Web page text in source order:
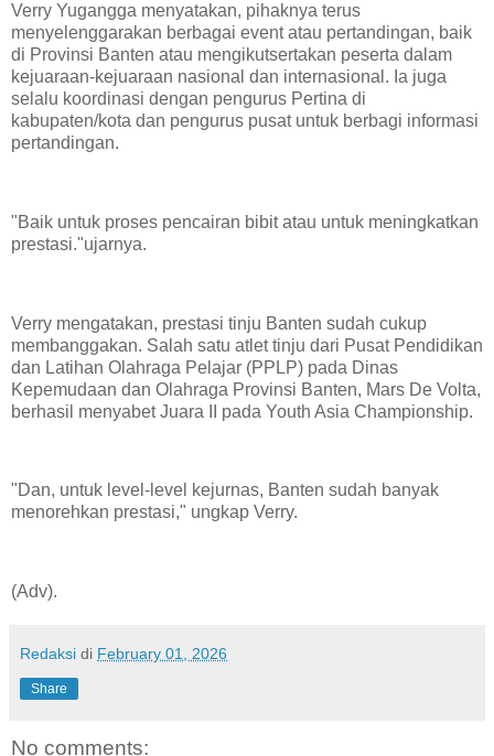
Verry Yugangga menyatakan, pihaknya terus
menyelenggarakan berbagai event atau pertandingan, baik
di Provinsi Banten atau mengikutsertakan peserta dalam
kejuaraan-kejuaraan nasional dan internasional. Ia juga
selalu koordinasi dengan pengurus Pertina di
kabupaten/kota dan pengurus pusat untuk berbagi informasi
pertandingan.
"Baik untuk proses pencairan bibit atau untuk meningkatkan
prestasi."ujarnya.
Verry mengatakan, prestasi tinju Banten sudah cukup
membanggakan. Salah satu atlet tinju dari Pusat Pendidikan
dan Latihan Olahraga Pelajar (PPLP) pada Dinas
Kepemudaan dan Olahraga Provinsi Banten, Mars De Volta,
berhasil menyabet Juara II pada Youth Asia Championship.
"Dan, untuk level-level kejurnas, Banten sudah banyak
menorehkan prestasi," ungkap Verry.
(Adv).
Redaksi di February 01, 2026
Share
No comments: